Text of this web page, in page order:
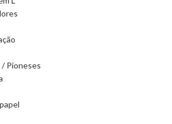
Pioneses